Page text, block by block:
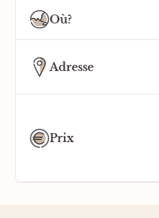
Où?
Adresse
Prix